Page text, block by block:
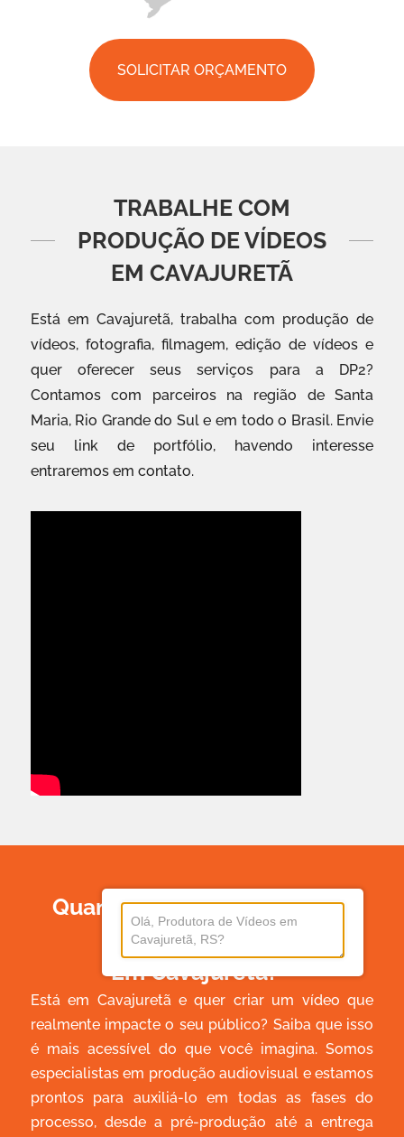
SOLICITAR ORÇAMENTO
TRABALHE COM
PRODUÇÃO DE VÍDEOS
EM CAVAJURETÃ
Está em Cavajuretã, trabalha com produção de
vídeos, fotografia, filmagem, edição de vídeos e
quer oferecer seus serviços para a DP2?
Contamos com parceiros na região de Santa
Maria, Rio Grande do Sul e em todo o Brasil. Envie
seu link de portfólio, havendo interesse
entraremos em contato.
Quanto Custa Produzir Um
Vídeo
Em Cavajuretã?
Está em Cavajuretã e quer criar um vídeo que
realmente impacte o seu público? Saiba que isso
é mais acessível do que você imagina. Somos
especialistas em produção audiovisual e estamos
prontos para auxiliá-lo em todas as fases do
processo, desde a pré-produção até a entrega